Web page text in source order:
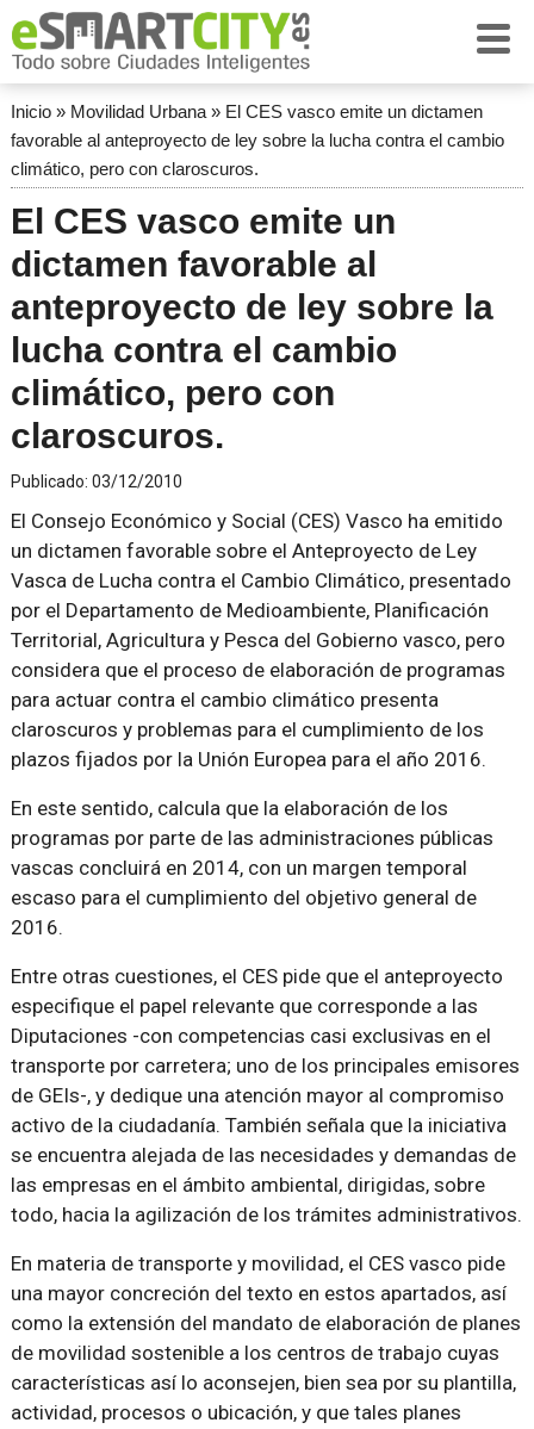
Inicio» Movilidad Urbana» El CES vasco emite un dictamen
favorable al anteproyecto de ley sobre la lucha contra el cambio
climático, pero con claroscuros.
El CES vasco emite un
dictamen favorable al
anteproyecto de ley sobre la
lucha contra el cambio
climático, pero con
claroscuros.
Publicado: 03/12/2010
El Consejo Económico y Social (CES) Vasco ha emitido
un dictamen favorable sobre el Anteproyecto de Ley
Vasca de Lucha contra el Cambio Climático, presentado
por el Departamento de Medioambiente, Planificación
Territorial, Agricultura y Pesca del Gobierno vasco, pero
considera que el proceso de elaboración de programas
para actuar contra el cambio climático presenta
claroscuros y problemas para el cumplimiento de los
plazos fijados por la Unión Europea para el año 2016.
En este sentido, calcula que la elaboración de los
programas por parte de las administraciones públicas
vascas concluirá en 2014, con un margen temporal
escaso para el cumplimiento del objetivo general de
2016.
Entre otras cuestiones, el CES pide que el anteproyecto
especifique el papel relevante que corresponde a las
Diputaciones -con competencias casi exclusivas en el
transporte por carretera; uno de los principales emisores
de GEIs-, y dedique una atención mayor al compromiso
activo de la ciudadanía. También señala que la iniciativa
se encuentra alejada de las necesidades y demandas de
las empresas en el ámbito ambiental, dirigidas, sobre
todo, hacia la agilización de los trámites administrativos.
En materia de transporte y movilidad, el CES vasco pide
una mayor concreción del texto en estos apartados, así
como la extensión del mandato de elaboración de planes
de movilidad sostenible a los centros de trabajo cuyas
características así lo aconsejen, bien sea por su plantilla,
actividad, procesos o ubicación, y que tales planes